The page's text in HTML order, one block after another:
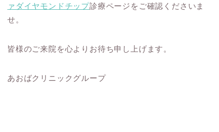
ァダイヤモンドチップ診療ページをご確認くださいま
せ。
皆様のご来院を心よりお待ち申し上げます。
あおばクリニックグループ